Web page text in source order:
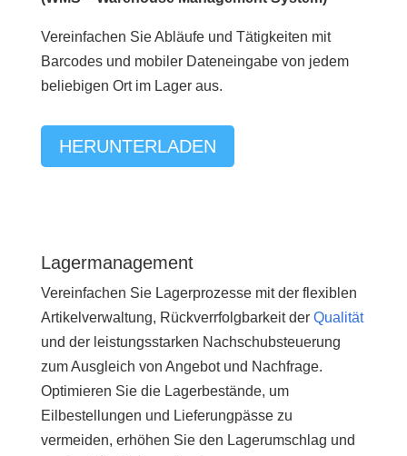
Vereinfachen Sie Abläufe und Tätigkeiten mit
Barcodes und mobiler Dateneingabe von jedem
beliebigen Ort im Lager aus.
HERUNTERLADEN
Lagermanagement
Vereinfachen Sie Lagerprozesse mit der flexiblen
Artikelverwaltung, Rückverrfolgbarkeit der Qualität
und der leistungsstarken Nachschubsteuerung
zum Ausgleich von Angebot und Nachfrage.
Optimieren Sie die Lagerbestände, um
Eilbestellungen und Lieferungpässe zu
vermeiden, erhöhen Sie den Lagerumschlag und